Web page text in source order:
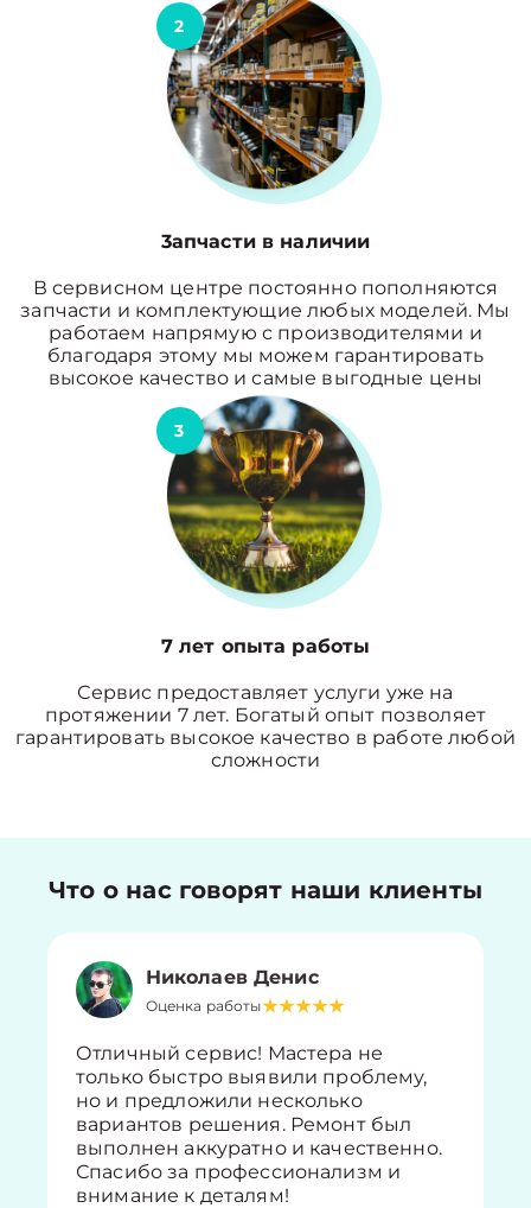
2
3апчасти в наличии
В сервисном центре постоянно пополняются
запчасти и комплектующие любых моделей. Мы
работаем напрямую с производителями и
благодаря этому мы можем гарантировать
высокое качество и самые выгодные цены
3
7 лет опыта работы
Сервис предоставляет услуги уже на
протяжении 7 лет. Богатый опыт позволяет
гарантировать высокое качество в работе любой
сложности
Что о нас говорят наши клиенты
Николаев Денис
Оценка работы
Отличный сервис! Мастера не
только быстро выявили проблему,
но и предложили несколько
вариантов решения. Ремонт был
выполнен аккуратно и качественно.
Спасибо за профессионализм и
внимание к деталям!